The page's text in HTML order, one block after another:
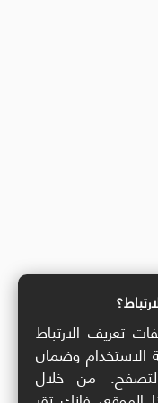
تعريف الارتباط
الاستخدام وضمان
من خلال